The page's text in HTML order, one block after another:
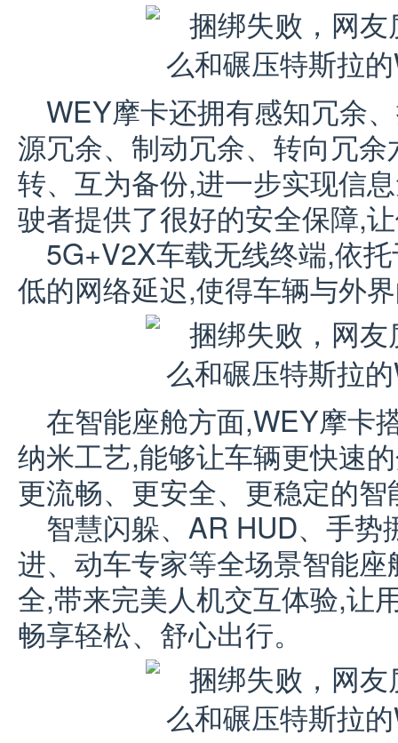
WEY摩卡还拥有感知冗余
源冗余、制动冗余、转向冗
转、互为备份,进一步实现信
驶者提供了很好的安全保障,
5G+V2X车载无线终端,依
低的网络延迟,使得车辆与外
在智能座舱方面,WEY摩卡
纳米工艺,能够让车辆更快速
更流畅、更安全、更稳定的
智慧闪躲、AR HUD、手
进、动车专家等全场景智能
全,带来完美人机交互体验,让
畅享轻松、舒心出行。